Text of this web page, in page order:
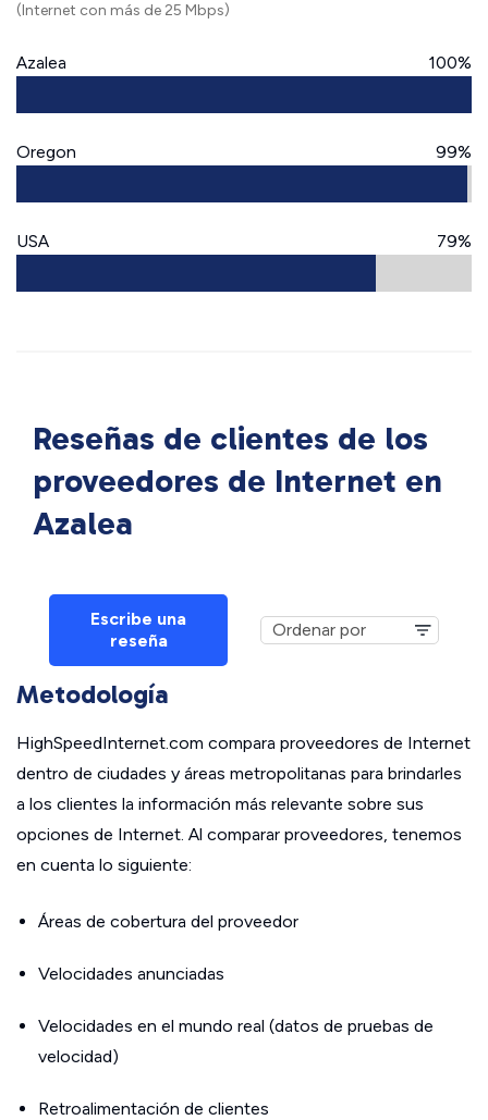
(Internet con más de 25 Mbps)
Azalea 100%
Oregon 99%
USA 79%
Reseñas de clientes de los
proveedores de Internet en
Azalea
Escribe una
reseña
Metodología
HighSpeedInternet.com compara proveedores de Internet
dentro de ciudades y áreas metropolitanas para brindarles
a los clientes la información más relevante sobre sus
opciones de Internet. Al comparar proveedores, tenemos
en cuenta lo siguiente:
Áreas de cobertura del proveedor
Velocidades anunciadas
Velocidades en el mundo real (datos de pruebas de
velocidad)
Retroalimentación de clientes